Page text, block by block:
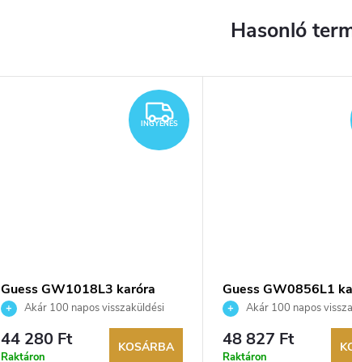
INGYENES
INGYENES
Guess GW1018L3 karóra
Akár 100 napos visszaküldési
lehetőség. Hivatalos márkakereskedő.
44 280 Ft
Raktáron
KOSÁRBA
Guess GW0856L1
Akár 100 napos
lehetőség. Hivatalos
48 827 Ft
Raktáron